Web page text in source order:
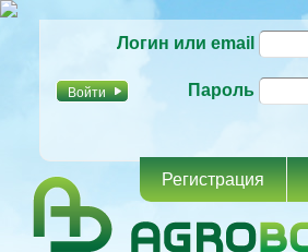
основному
Логин или email
Пароль
Регистрация